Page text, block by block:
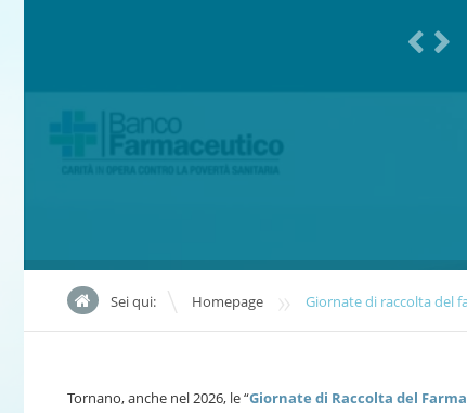
Sei qui: Homepage » Giornate di raccolta del
Tornano, anche nel 2026, le “Giornate di Raccolta del